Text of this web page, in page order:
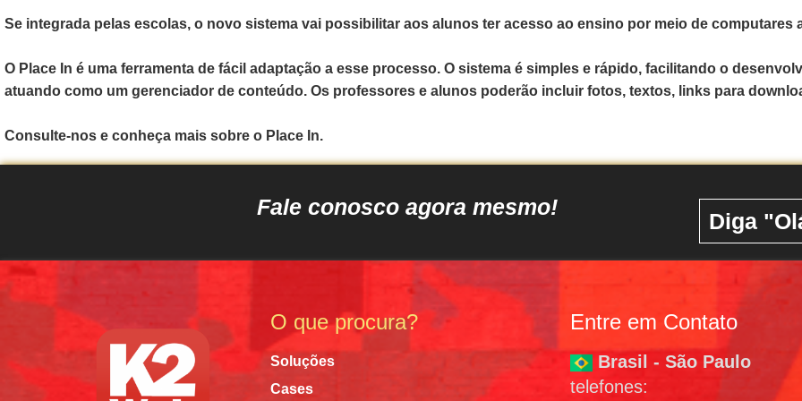
Se integrada pelas escolas, o novo sistema vai possibilitar aos alunos ter acesso ao ensino por meio de computares
O Place In é uma ferramenta de fácil adaptação a esse processo. O sistema é simples e rápido, facilitando o
atuando como um gerenciador de conteúdo. Os professores e alunos poderão incluir fotos, textos, links para
Consulte-nos e conheça mais sobre o Place In.
Fale conosco agora mesmo!
Diga
O que procura?
Soluções
Cases
Entre em Contato
Brasil - São Paulo
telefones: